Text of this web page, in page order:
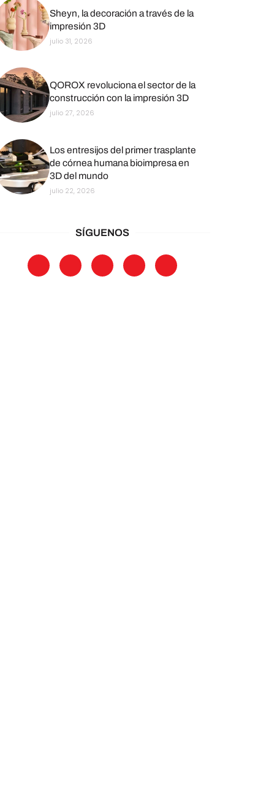
Sheyn, la decoración a través de la
impresión 3D
julio 31, 2026
QOROX revoluciona el sector de la
construcción con la impresión 3D
julio 27, 2026
Los entresijos del primer trasplante
de córnea humana bioimpresa en
3D del mundo
julio 22, 2026
SÍGUENOS